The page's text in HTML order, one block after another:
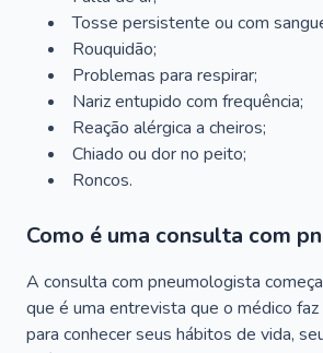
Tosse persistente ou com
Rouquidão;
Problemas para respirar;
Nariz entupido com frequência;
Reação alérgica a cheiros;
Chiado ou dor no peito;
Roncos.
Como é uma consulta com
A consulta com pneumologista
que é uma entrevista que o médico
para conhecer seus hábitos de vida,